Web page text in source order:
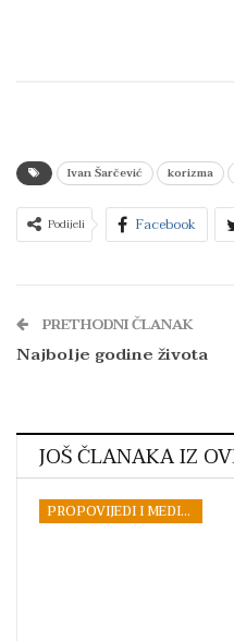
Ivan Šarčević korizma
Podijeli Facebook
PRETHODNI ČLANAK
Najbolje godine života
JOŠ ČLANAKA IZ
PROPOVIJEDI I MEDITACIJE